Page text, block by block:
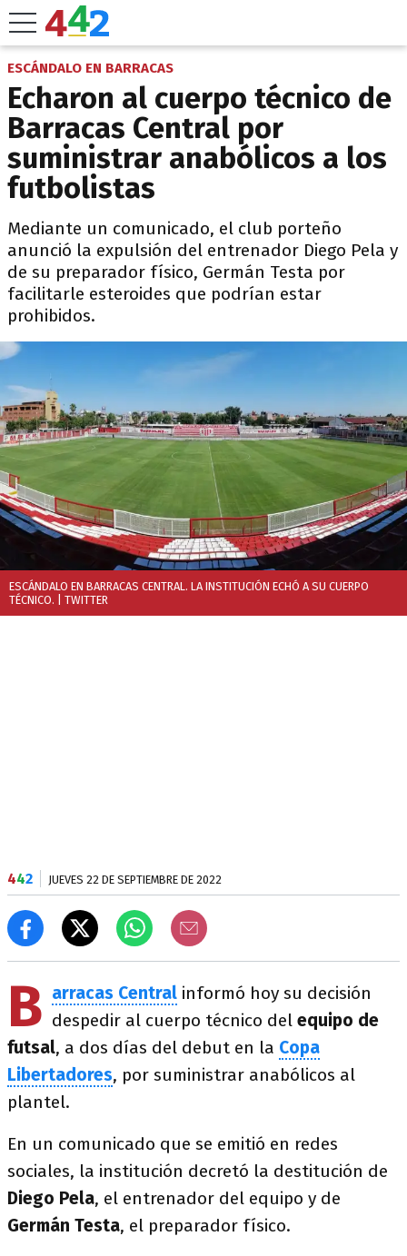
ESCÁNDALO EN BARRACAS
Echaron al cuerpo técnico de
Barracas Central por
suministrar anabólicos a los
futbolistas
Mediante un comunicado, el club porteño
anunció la expulsión del entrenador Diego Pela y
de su preparador físico, Germán Testa por
facilitarle esteroides que podrían estar
prohibidos.
ESCÁNDALO EN BARRACAS CENTRAL. LA INSTITUCIÓN ECHÓ A SU CUERPO
TÉCNICO. | TWITTER
442 JUEVES 22 DE SEPTIEMBRE DE 2022
B arracas Central informó hoy su decisión
despedir al cuerpo técnico del equipo de
futsal, a dos días del debut en la Copa
Libertadores, por suministrar anabólicos al
plantel.
En un comunicado que se emitió en redes
sociales, la institución decretó la destitución de
Diego Pela, el entrenador del equipo y de
Germán Testa, el preparador físico.